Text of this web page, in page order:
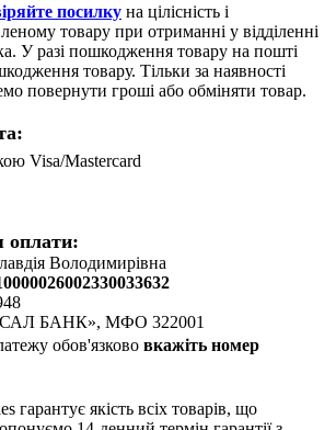
посилку на цілісність і
товару при отриманні у відділенні
У разі пошкодження товару на пошті
товару. Тільки за наявності
повернути гроші або обміняти товар.
Visa/Mastercard
оплати:
Володимирівна
БАНК», МФО 322001
обов'язково вкажіть номер
гарантує якість всіх товарів, що